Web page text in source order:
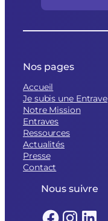
Nos pages
Accueil
Je subis une Entrave
Notre Mission
Entraves
Ressources
Actualités
Presse
Contact
Nous suivre
Facebook Instagram LinkedIn